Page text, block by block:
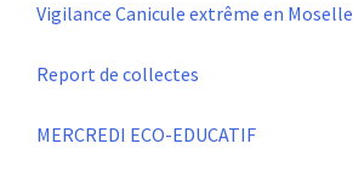
Vigilance Canicule extrême en Moselle
Report de collectes
MERCREDI ECO-EDUCATIF